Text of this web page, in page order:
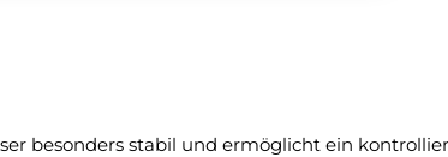
besonders stabil und ermöglicht ein